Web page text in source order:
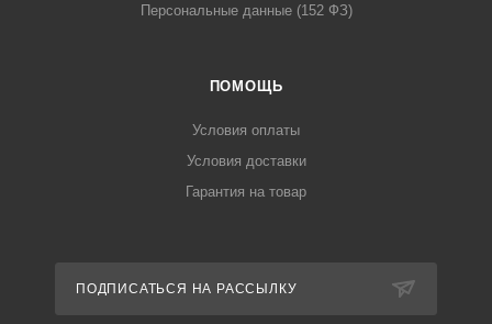
Персональные данные (152 ФЗ)
ПОМОЩЬ
Условия оплаты
Условия доставки
Гарантия на товар
ПОДПИСАТЬСЯ НА РАССЫЛКУ